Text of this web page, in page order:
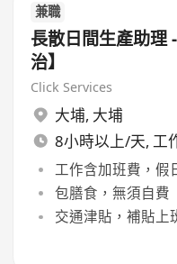
兼職
長散日間生產助理
治】
Click Services
大埔, 大埔
8小時以上/天, 工
工作含加班費，假
包膳食，無須自費
交通津貼，補貼上